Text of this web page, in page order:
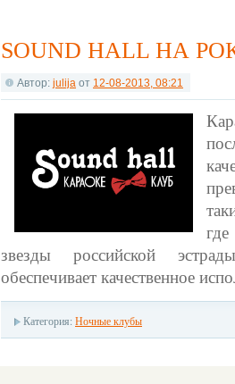
SOUND HALL НА
Автор: julija от 12-08-2013, 08:21
звезды российской
обеспечивает качественное
Категория: Ночные клубы